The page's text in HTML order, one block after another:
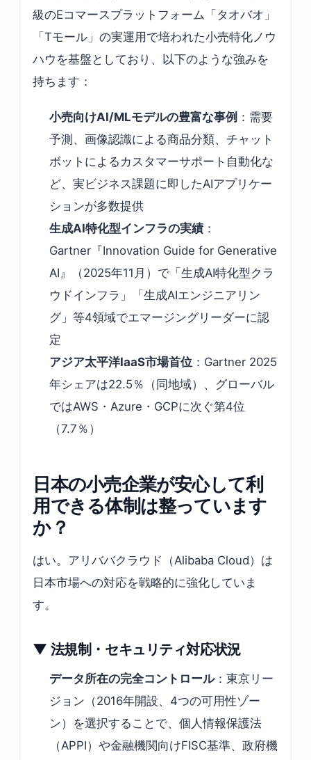
級のEコマースプラットフォーム「タオバオ」
「Tモール」の実運用で培われた小売特化ノウ
ハウを基盤としており、以下のような強みを
持ちます：
小売向けAI/MLモデルの豊富な事例 ：需要
予測、画像認識による商品分類、チャット
ボットによるカスタマーサポート自動化な
ど、実ビジネス課題に即したAIアプリケー
ションが多数提供
生成AI特化型インフラの実績：
Gartner『Innovation Guide for Generative
AI』（2025年11月）で「生成AI特化型クラ
ウドインフラ」「生成AIエンジニアリン
グ」等4領域でエマージングリーダーに認
定
アジア太平洋IaaS市場首位 ：Gartner 2025
年シェアは22.5％（同地域）、グローバル
ではAWS・Azure・GCPに次ぐ第4位
（7.7％）
日本の小売企業が安心して利
用できる体制は整っています
か？
はい。アリババクラウド（Alibaba Cloud）は
日本市場への対応を戦略的に強化していま
す。
▼ 法規制・セキュリティ対応状況
データ所在の完全コントロール：東京リー
ジョン（2016年開設、4つの可用性ゾー
ン）を選択することで、個人情報保護法
（APPI）や金融機関向けFISC基準、政府機